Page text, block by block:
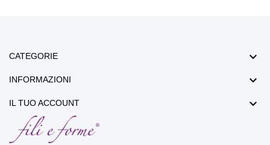
CATEGORIE 
INFORMAZIONI 
IL TUO ACCOUNT 